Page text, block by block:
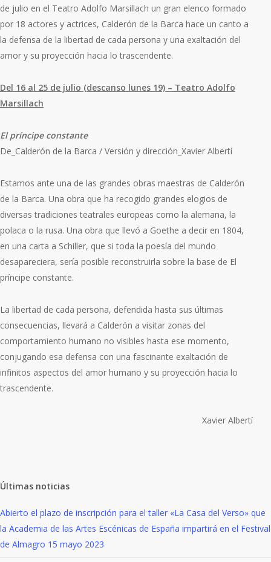
de julio en el Teatro Adolfo Marsillach un gran elenco formado
por 18 actores y actrices, Calderón de la Barca hace un canto a
la defensa de la libertad de cada persona y una exaltación del
amor y su proyección hacia lo trascendente.
Del 16 al 25 de julio (descanso lunes 19) – Teatro Adolfo
Marsillach
El príncipe constante
De_Calderón de la Barca / Versión y dirección_Xavier Albertí
Estamos ante una de las grandes obras maestras de Calderón
de la Barca. Una obra que ha recogido grandes elogios de
diversas tradiciones teatrales europeas como la alemana, la
polaca o la rusa. Una obra que llevó a Goethe a decir en 1804,
en una carta a Schiller, que si toda la poesía del mundo
desapareciera, sería posible reconstruirla sobre la base de El
príncipe constante.
La libertad de cada persona, defendida hasta sus últimas
consecuencias, llevará a Calderón a visitar zonas del
comportamiento humano no visibles hasta ese momento,
conjugando esa defensa con una fascinante exaltación de
infinitos aspectos del amor humano y su proyección hacia lo
trascendente.
Xavier Albertí
Últimas noticias
Abierto el plazo de inscripción para el taller «La Casa del Verso» que
la Academia de las Artes Escénicas de España impartirá en el Festival
de Almagro 15 mayo 2023